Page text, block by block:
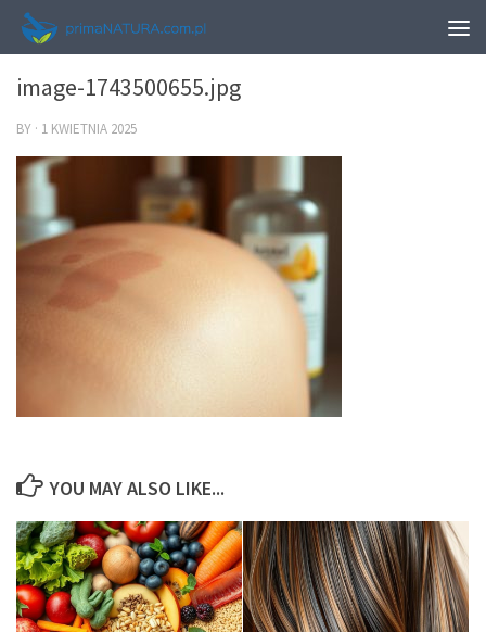
0
image-1743500655.jpg
BY · 1 KWIETNIA 2025
YOU MAY ALSO LIKE...